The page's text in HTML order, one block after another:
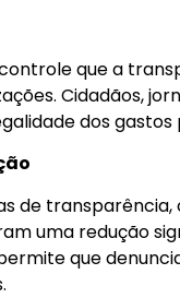
que a
Cidadãos,
dos
de
uma redução
que